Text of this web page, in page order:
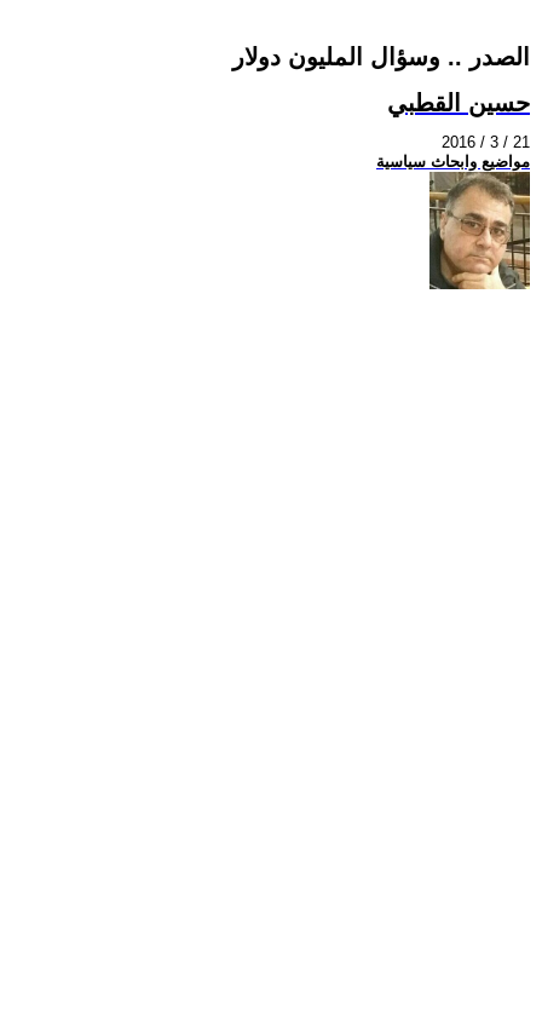
الصدر .. وسؤال المليون دولار
حسين القطبي
2016 / 3 / 21
مواضيع وابحاث سياسية